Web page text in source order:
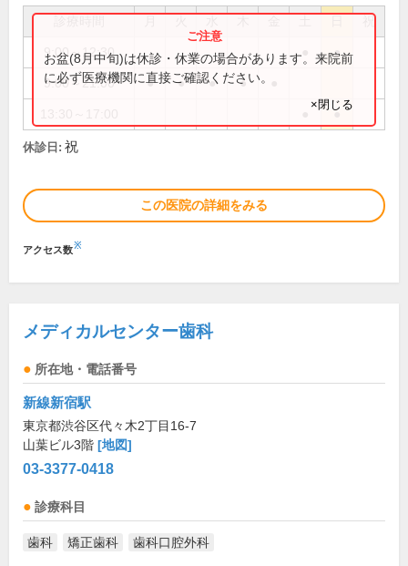
祝
9:00～12:30 ●
9:00～21:00 ● ● ● ●
●
お盆(8月中旬)は休診・休業の場合があります。来院前
に必ず医療機関に直接ご確認ください。
×閉じる
休診日: 祝
この医院の詳細をみる
アクセス数※
メディカルセンター歯科
所在地・電話番号
新線新宿駅
東京都渋谷区代々木2丁目16-7
山葉ビル3階 [地図]
03-3377-0418
診療科目
歯科 矯正歯科 歯科口腔外科